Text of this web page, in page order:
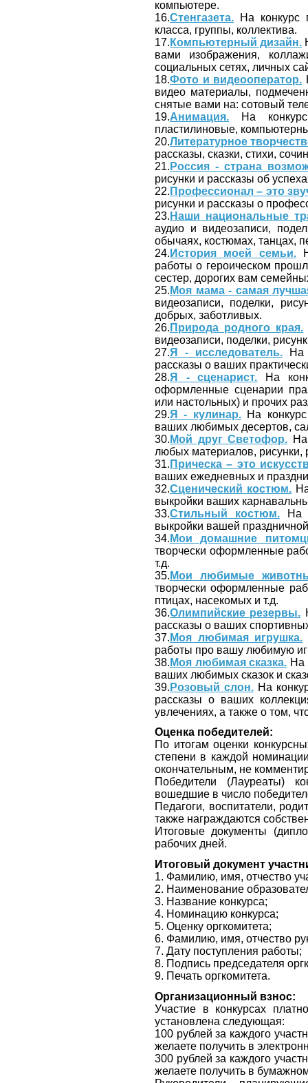
компьютере.
16.Стенгазета. На конкурс
класса, группы, коллектива.
17. Компьютерный дизайн.
вами изображения,
социальных сетях, личных
18.Фото и видеооператор.
видео материалы,
снятые вами на: сотовый
19.Анимация. На конкурс
пластилиновые,
20.Литературное
рассказы, сказки, стихи,
21. Россия - страна
рисунки и рассказы об
22. Профессионал – это
рисунки и рассказы о
23. Наши национальные
аудио и видеозаписи,
обычаях, костюмах, танцах,
24. История моей семьи.
работы о героическом
сестер, дорогих вам
25. Моя мама - самая
видеозаписи, поделки,
добрых, заботливых.
26. Природа родного края.
видеозаписи, поделки,
27.Я - исследователь. На
рассказы о ваших
28.Я - сценарист. На
оформленные сценарии
или настольных) и прочих
29.Я - кулинар.На конкурс
ваших любимых десертов,
30. Мой друг Светофор.
любых материалов, рисунки,
31. Прическа – это
ваших ежедневных и
32.Сценический костюм.
выкройки ваших
33.Стильный костюм.На
выкройки вашей
34. Мои домашние
творчески оформленные
т.д.
35. Мои любимые
творчески оформленные
птицах, насекомых и т.д.
36.Олимпийские резервы.
рассказы о ваших
37. Моя любимая игрушка.
работы про вашу любимую
38. Моя любимая сказка. На
ваших любимых сказок и
39. Розовый слон. На
рассказы о ваших
увлечениях, а также о том,
Оценка победителей:
По итогам оценки
степени в каждой
окончательным, не
Победители (Лауреаты)
вошедшие в число
Педагоги, воспитатели,
также награждаются
Итоговые документы
рабочих дней.
Итоговый документ
1. Фамилию, имя, отчество
2. Наименование
3. Название конкурса;
4. Номинацию конкурса;
5. Оценку оргкомитета;
6. Фамилию, имя, отчество
7. Дату поступления работы;
8. Подпись председателя
9. Печать оргкомитета.
Организационный взнос:
Участие в конкурсах
установлена следующая:
100 рублей за каждого
желаете получить в
300 рублей за каждого
желаете получить в